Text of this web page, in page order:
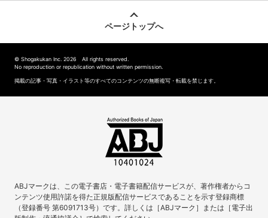
ページトップへ
© Shogakukan Inc. 2026 All rights reserved.
No reproduction or republication without written permission.
掲載の記事・写真・イラスト等のすべてのコンテンツの無断複写・転載を禁じます。
ABJマークは、この電子書店・電子書籍配信サービスが、著作権者からコ
ンテンツ使用許諾を得た正規版配信サービスであることを示す登録商標
（登録番号 第6091713号）です。詳しくは［ABJマーク］または［電子出